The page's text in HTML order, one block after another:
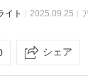
イト 2025.09.25
シェア